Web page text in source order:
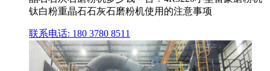
钛白粉重晶石石灰石磨粉机使用的注意事项
联系电话: 180 3780 8511